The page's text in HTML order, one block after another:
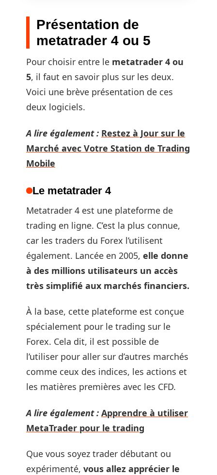
Présentation de
metatrader 4 ou 5
Pour choisir entre le metatrader 4 ou
5, il faut en savoir plus sur les deux.
Voici une brève présentation de ces
deux logiciels.
A lire également : Restez à Jour sur le
Marché avec Votre Station de Trading
Mobile
Le metatrader 4
Metatrader 4 est une plateforme de
trading en ligne. C’est la plus connue,
car les traders du Forex l’utilisent
également. Lancée en 2005, elle donne
à des millions utilisateurs un accès
très simplifié aux marchés financiers.
À la base, cette plateforme est conçue
spécialement pour le trading sur le
Forex. Cela dit, il est possible de
l’utiliser pour aller sur d’autres marchés
comme ceux des indices, les actions et
les matières premières avec les CFD.
A lire également : Apprendre à utiliser
MetaTrader pour le trading
Que vous soyez trader débutant ou
expérimenté, vous allez apprécier le